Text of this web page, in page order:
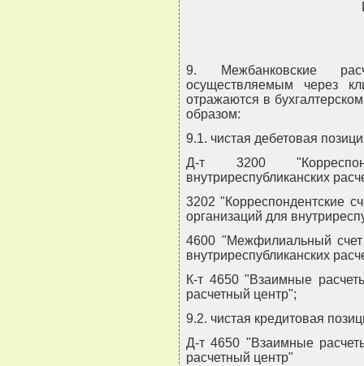
9. Межбанковские
осуществляемым через
отражаются в
образом:
9.1. чистая дебетовая
Д-т 3200
внутриреспубликанских
3202 "Корреспондентские
организаций для
4600 "Межфилиальный
внутриреспубликанских
К-т 4650 "Взаимные
расчетный центр";
9.2. чистая кредитовая
Д-т 4650 "Взаимные
расчетный центр"